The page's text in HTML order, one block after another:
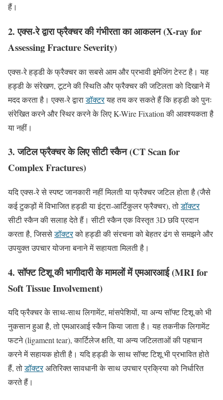
हैं।
2. एक्स-रे द्वारा फ्रैक्चर की गंभीरता का आकलन (X-ray for
Assessing Fracture Severity)
एक्स-रे हड्डी के फ्रैक्चर का सबसे आम और प्रभावी इमेजिंग टेस्ट है। यह
हड्डी के संरेखण, टूटने की स्थिति और फ्रैक्चर की जटिलता को दिखाने में
मदद करता है। एक्स-रे द्वाराडॉक्टरयह तय कर सकते हैं कि हड्डी को पुनः
संरेखित करने और स्थिर करने के लिए K-Wire Fixation की आवश्यकता है
या नहीं।
3. जटिल फ्रैक्चर के लिए सीटी स्कैन (CT Scan for
Complex Fractures)
यदि एक्स-रे से स्पष्ट जानकारी नहीं मिलती या फ्रैक्चर जटिल होता है (जैसे
कई टुकड़ों में विभाजित हड्डी या इंट्रा-आर्टिकुलर फ्रैक्चर), तोडॉक्टर
सीटी स्कैन की सलाह देते हैं। सीटी स्कैन एक विस्तृत 3D छवि प्रदान
करता है, जिससेडॉक्टरको हड्डी की संरचना को बेहतर ढंग से समझने और
उपयुक्त उपचार योजना बनाने में सहायता मिलती है।
4. सॉफ्ट टिशू की भागीदारी के मामलों में एमआरआई (MRI for
Soft Tissue Involvement)
यदि फ्रैक्चर के साथ-साथ लिगामेंट, मांसपेशियों, या अन्य सॉफ्ट टिशू को भी
नुकसान हुआ है, तो एमआरआई स्कैन किया जाता है। यह तकनीक लिगामेंट
फटने (ligament tear), कार्टिलेज क्षति, या अन्य जटिलताओं की पहचान
करने में सहायक होती है। यदि हड्डी के साथ सॉफ्ट टिशू भी प्रभावित होते
हैं, तोडॉक्टरअतिरिक्त सावधानी के साथ उपचार प्रक्रिया को निर्धारित
करते हैं।